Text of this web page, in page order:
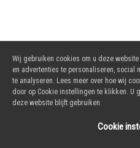
Powered by
Wij gebruiken cookies om u deze
en advertenties te personaliseren, social
te analyseren. Lees meer over hoe wij
door op Cookie instellingen te klikken. U
deze website blijft gebruiken.
Cookie